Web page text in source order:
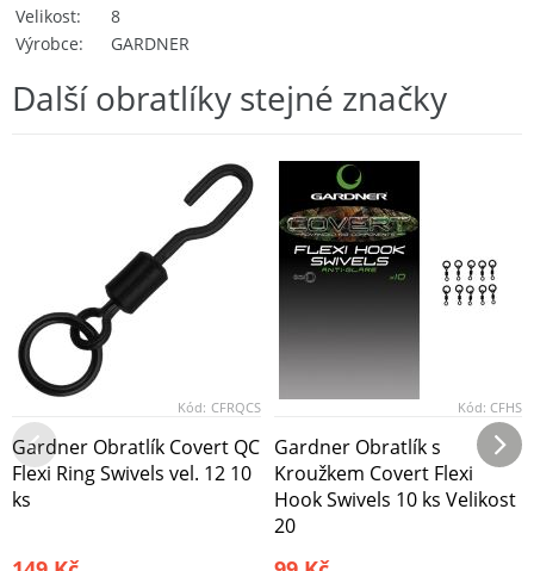
Velikost
8
Výrobce
GARDNER
Další obratlíky stejné značky
Kód: CFRQCS
Gardner Obratlík Covert QC
Flexi Ring Swivels vel. 12 10
ks
Kód: CFHS
Gardner Obratlík s
Kroužkem Covert Flexi
Hook Swivels 10 ks Velikost
20